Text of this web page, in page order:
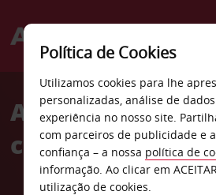
Welcome
AvisAluguer de
carros
Política de Cookies
Utilizamos cookies para lhe
personalizadas, análise de
experiência no nosso site.
com parceiros de publicidade e
confiança – a nossa política de
informação. Ao clicar em
utilização de cookies.